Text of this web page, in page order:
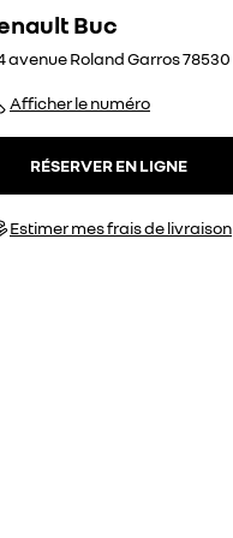
Buc
avenue Roland Garros78530
Afficher le numéro
RÉSERVER EN LIGNE
Estimer mes frais de livraison